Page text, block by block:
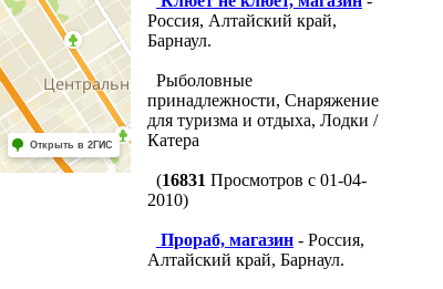
Открыть в 2ГИС
Россия, Алтайский край,
Барнаул.
Рыболовные
принадлежности, Снаряжение
для туризма и отдыха, Лодки /
Катера
(16831 Просмотров с 01-04-
2010)
Прораб, магазин - Россия,
Алтайский край, Барнаул.